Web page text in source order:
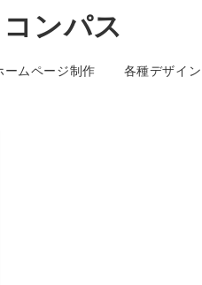
ンパス
ームページ制作 各種デザイン